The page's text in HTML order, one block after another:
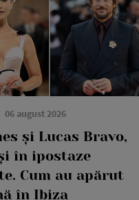
06 august 2026
și Lucas Bravo,
în ipostaze
Cum au apărut
în Ibiza